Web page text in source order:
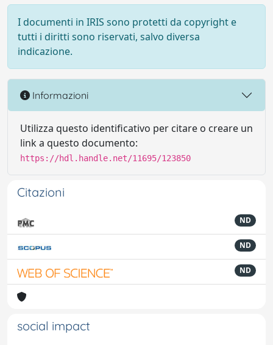
I documenti in IRIS sono protetti da copyright e
tutti i diritti sono riservati, salvo diversa
indicazione.
Informazioni
Utilizza questo identificativo per citare o creare un
link a questo documento:
https://hdl.handle.net/11695/123850
Citazioni
ND
ND
ND
social impact